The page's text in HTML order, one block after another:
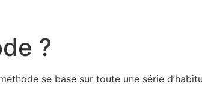
?
se base sur toute une série